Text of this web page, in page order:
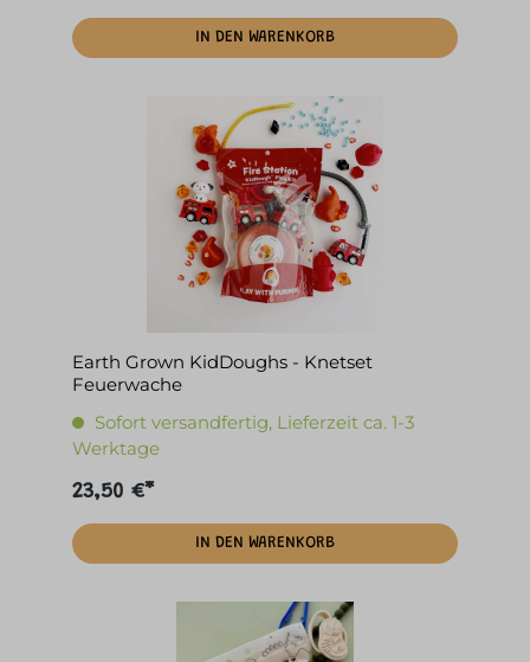
IN DEN WARENKORB
Earth Grown KidDoughs - Knetset
Feuerwache
Sofort versandfertig, Lieferzeit ca. 1-3
Werktage
23,50 €*
IN DEN WARENKORB